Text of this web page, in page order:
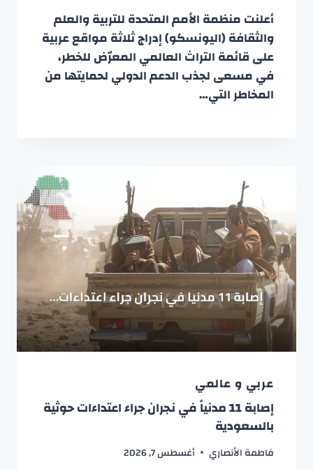
أعلنت منظمة الأمم المتحدة للتربية والعلم
والثقافة (اليونسكو) إدراج ثلاثة مواقع عربية
على قائمة التراث العالمي المعرّض للخطر،
في مسعى لجذب الدعم الدولي لحمايتها من
المخاطر التي…
عربي و عالمي
إصابة 11 مدنياً في نجران جراء اعتداءات حوثية
بالسعودية
فاطمة الأنصاري أغسطس 7, 2026